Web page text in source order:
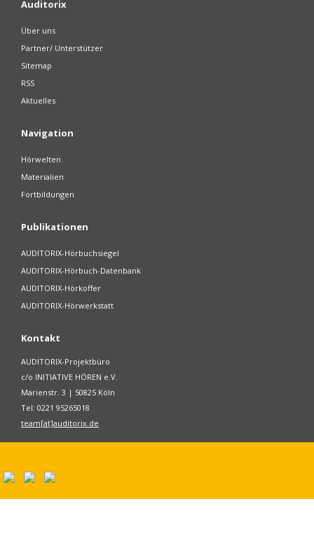
Auditorix
Über uns
Partner/ Unterstützer
Sitemap
RSS
Aktuelles
Navigation
Hörwelten
Materialien
Fortbildungen
Publikationen
AUDITORIX-Hörbuchsiegel
AUDITORIX-Hörbuch-Datenbank
AUDITORIX-Hörkoffer
AUDITORIX-Hörwerkstatt
Kontakt
AUDITORIX-Projektbüro
c/o INITIATIVE HÖREN e.V.
Marienstr. 3 | 50825 Köln
Tel: 0221 95265018
team[at]auditorix.de